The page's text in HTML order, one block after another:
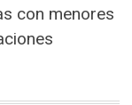
con menores